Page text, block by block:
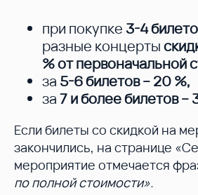
при покупке 3-4
разные концерты
%от первоначальной
за 5-6 билетов – 20 %,
за7 и более билетов –
Если билеты со скидкой на
закончились, на странице
мероприятие отмечается
по полной стоимости».